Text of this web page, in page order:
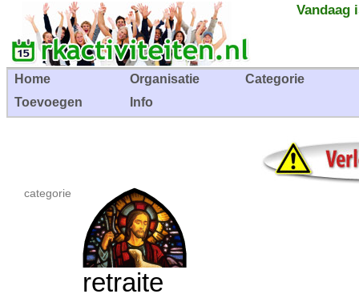
Vandaag
Home Organisatie
Categorie
Toevoegen
Info
categorie
retraite